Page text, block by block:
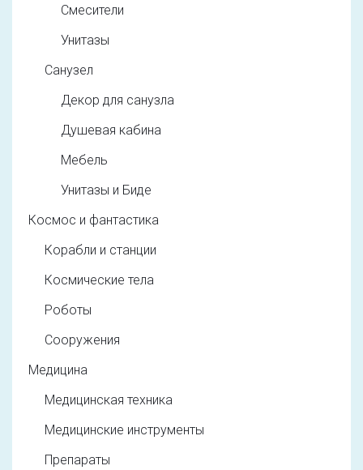
Смесители
Унитазы
Санузел
Декор для санузла
Душевая кабина
Мебель
Унитазы и Биде
Космос и фантастика
Корабли и станции
Космические тела
Роботы
Сооружения
Медицина
Медицинская техника
Медицинские инструменты
Препараты